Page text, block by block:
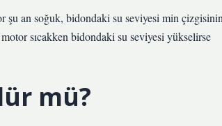
şu an soğuk, bidondaki su seviyesi min
sıcakken bidondaki su seviyesi yükselirse
mü?